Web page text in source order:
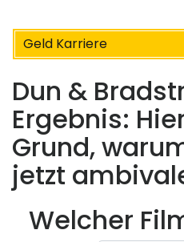
Geld Karriere
Dun &
Ergebnis:
Grund,
jetzt
Welcher